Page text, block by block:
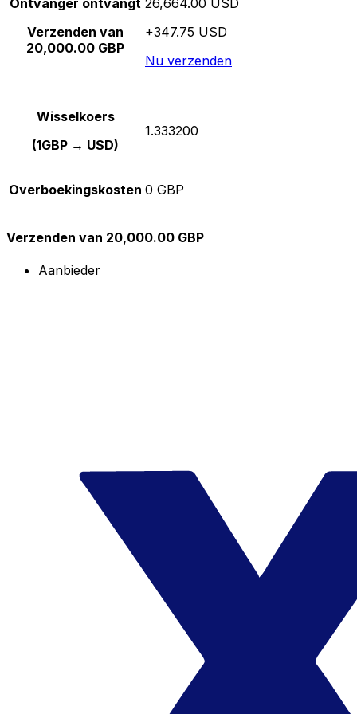
Verzenden van
20,000.00 GBP
+347.75 USD
Nu verzenden
Wisselkoers
(1GBP → USD)
1.333200
Overboekingskosten 0 GBP
Verzenden van 20,000.00 GBP
Aanbieder